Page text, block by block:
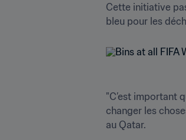
Cette initiative
"C’est important
changer les
au Qatar.